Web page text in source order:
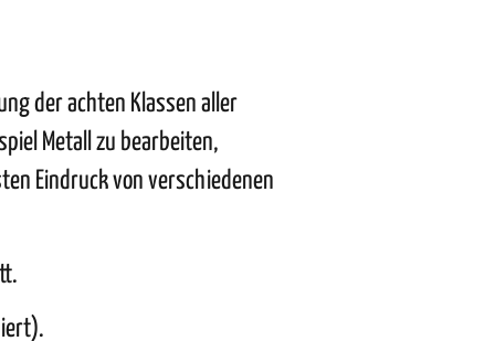
der achten Klassen aller
Metall zu bearbeiten,
Eindruck von verschiedenen